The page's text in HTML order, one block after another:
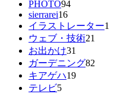
PHOTO94
sierrarei16
イラストレーター1
ウェブ・技術21
お出かけ31
ガーデニング82
キアゲハ19
テレビ5